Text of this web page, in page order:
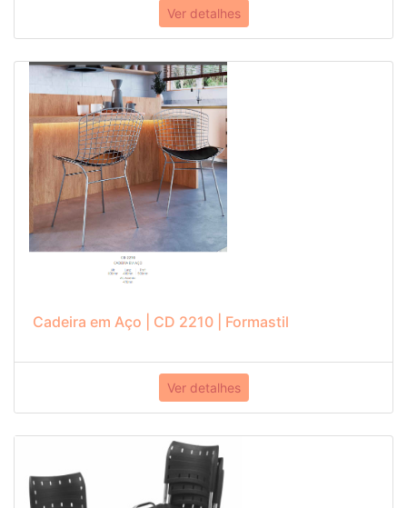
Ver detalhes
Cadeira em Aço | CD 2210 | Formastil
Ver detalhes